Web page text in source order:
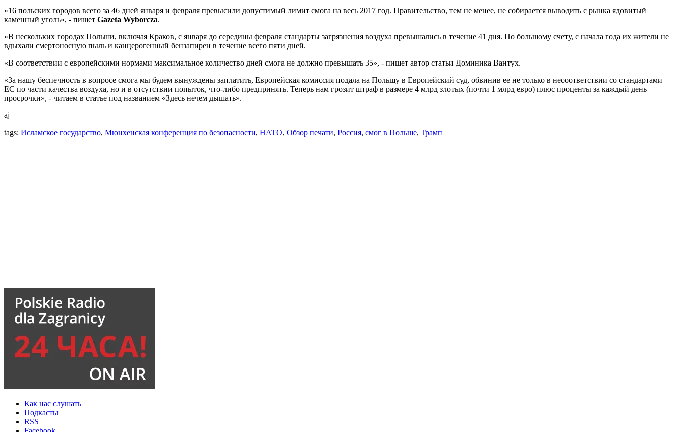
«16 польских городов всего за 46 дней января и февраля превысили допустимый лимит смога на весь 2017 год. Правительство, тем не менее, не собирается выводить с рынка ядовитый
каменный уголь», - пишет Gazeta Wyborcza.
«В нескольких городах Польши, включая Краков, с января до середины февраля стандарты загрязнения воздуха превышались в течение 41 дня. По большому счету, с начала года их жители не
вдыхали смертоносную пыль и канцерогенный бензапирен в течение всего пяти дней.
«В соответствии с европейскими нормами максимальное количество дней смога не должно превышать 35», - пишет автор статьи Доминика Вантух.
«За нашу беспечность в вопросе смога мы будем вынуждены заплатить, Европейская комиссия подала на Польшу в Европейский суд, обвинив ее не только в несоответствии со стандартами
ЕС по части качества воздуха, но и в отсутствии попыток, что-либо предпринять. Теперь нам грозит штраф в размере 4 млрд злотых (почти 1 млрд евро) плюс проценты за каждый день
просрочки», - читаем в статье под названием «Здесь нечем дышать».
aj
tags: Исламское государство, Мюнхенская конференция по безопасности, НАТО, Обзор печати, Россия, смог в Польше, Трамп
Как нас слушать
Подкасты
RSS